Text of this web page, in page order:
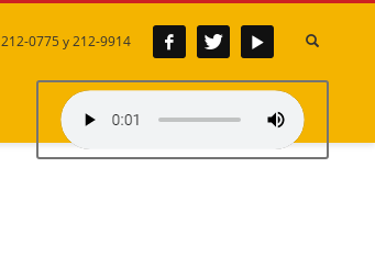
212-0775 y 212-9914